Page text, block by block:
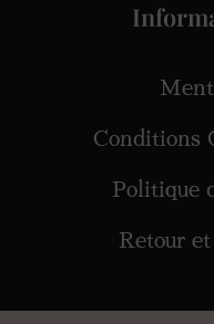
Conditions
Politique
Retour